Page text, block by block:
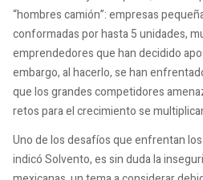
“hombres camión”: empresas
conformadas por hasta 5 unidades,
emprendedores que han decidido
embargo, al hacerlo, se han
que los grandes competidores
retos para el crecimiento se
Uno de los desafíos que enfrentan
indicó Solvento, es sin duda la